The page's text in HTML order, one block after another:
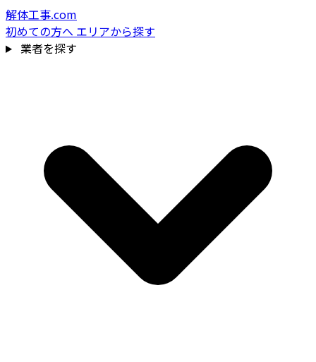
解体工事.com
初めての方へ エリアから探す
業者を探す